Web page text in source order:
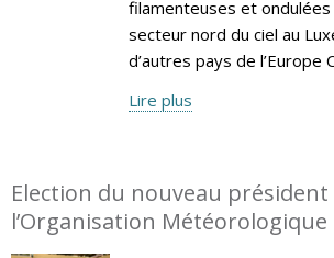
filamenteuses et
secteur nord du ciel au
d’autres pays de l’Europe
Lire plus
Election du nouveau président
l’Organisation